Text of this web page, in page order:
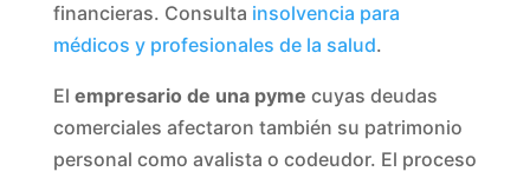
financieras. Consulta insolvencia para
médicos y profesionales de la salud.
El empresario de una pyme cuyas deudas
comerciales afectaron también su patrimonio
personal como avalista o codeudor. El proceso